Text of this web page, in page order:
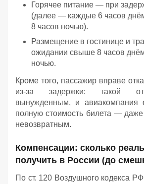
Горячее питание — при
(далее — каждые 6 часов
8 часов ночью).
Размещение в гостинице и
ожидании свыше 8 часов
ночью.
Кроме того, пассажир вправе
из‑за задержки: такой
вынужденным, и авиакомпания
полную стоимость билета —
невозвратным.
Компенсации: сколько
получить в России (до
По ст. 120 Воздушного кодекса